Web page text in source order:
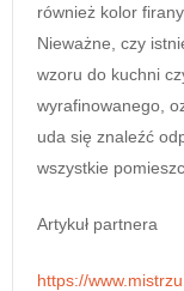
również kolor
Nieważne, czy
wzoru do kuchni
wyrafinowanego,
uda się znaleźć
wszystkie
Artykuł partnera
https://